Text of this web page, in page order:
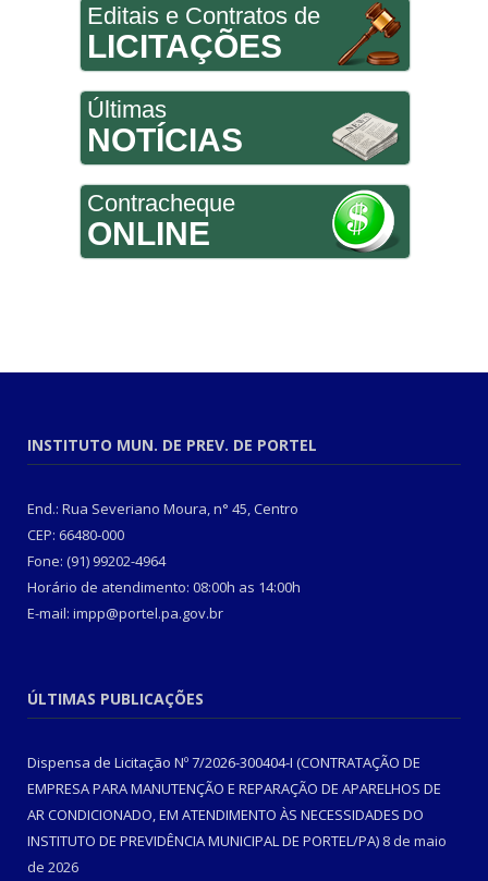
Editais e Contratos de
LICITAÇÕES
Últimas
NOTÍCIAS
Contracheque
ONLINE
INSTITUTO MUN. DE PREV. DE PORTEL
End.: Rua Severiano Moura, n° 45, Centro
CEP: 66480-000
Fone: (91) 99202-4964
Horário de atendimento: 08:00h as 14:00h
E-mail: impp@portel.pa.gov.br
ÚLTIMAS PUBLICAÇÕES
Dispensa de Licitação Nº 7/2026-300404-I (CONTRATAÇÃO DE
EMPRESA PARA MANUTENÇÃO E REPARAÇÃO DE APARELHOS DE
AR CONDICIONADO, EM ATENDIMENTO ÀS NECESSIDADES DO
INSTITUTO DE PREVIDÊNCIA MUNICIPAL DE PORTEL/PA) 8 de maio
de 2026